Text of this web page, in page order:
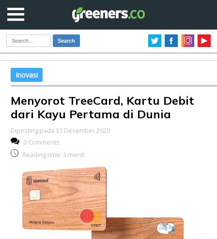
Search
Inovasi
Menyorot TreeCard, Kartu Debit
dari Kayu Pertama di Dunia
Diposting pada 31 Desember 2020
0 Comments
Reading time: 3 menit